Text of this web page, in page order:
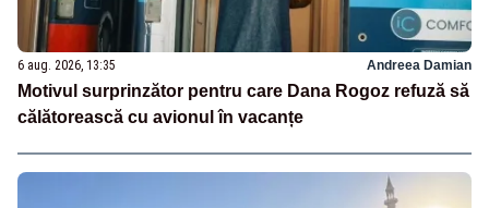
6 aug. 2026, 13:35 Andreea Damian
Motivul surprinzător pentru care Dana Rogoz refuză să
călătorească cu avionul în vacanțe